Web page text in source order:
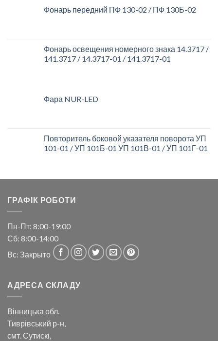
Фонарь передний ПФ 130-02 / ПФ 130Б-02
Фонарь освещения номерного знака 14.3717 /
141.3717 / 14.3717-01 / 141.3717-01
Фара NUR-LED
Повторитель боковой указателя поворота УП
101-01 / УП 101Б-01 УП 101В-01 / УП 101Г-01
ГРАФІК РОБОТИ
Пн-Пт: 8:00-19:00
Сб: 8:00-14:00
Вс: Закрыто
АДРЕСА СКЛАДУ
Вінницька обл.
Тиврівський р-н,
смт. Сутискі,